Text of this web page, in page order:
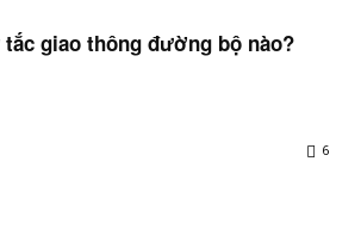
giao thông đường bộ nào?
6